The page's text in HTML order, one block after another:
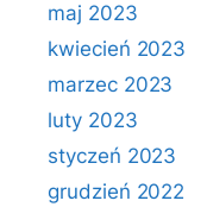
maj 2023
kwiecień 2023
marzec 2023
luty 2023
styczeń 2023
grudzień 2022